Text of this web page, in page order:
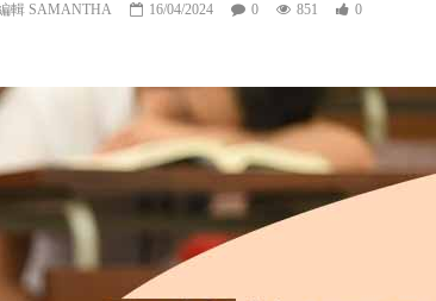
輯 SAMANTHA 16/04/2024 0 851 0